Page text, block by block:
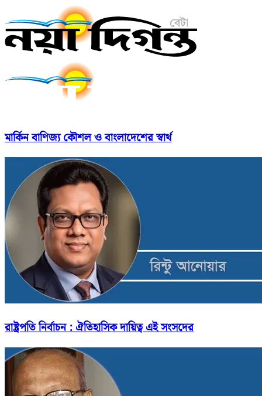
মার্কিন বাণিজ্য কৌশল ও বাংলাদেশের স্বার্থ
রাষ্ট্রপতি নির্বাচন : ঐতিহাসিক দায়িত্ব এই সংসদের